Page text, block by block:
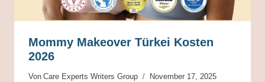
Mommy Makeover Türkei Kosten
2026
Von Care Experts Writers Group November 17, 2025